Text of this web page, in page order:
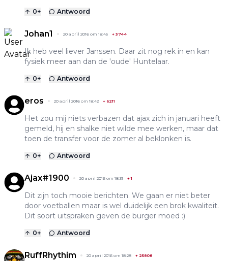
0+ Antwoord
Johan1 20 april 2016 om 18:45 + 3744
Ik heb veel liever Janssen. Daar zit nog rek in en kan
fysiek meer aan dan de 'oude' Huntelaar.
0+ Antwoord
eros 20 april 2016 om 18:42 + 6211
Het zou mij niets verbazen dat ajax zich in januari heeft
gemeld, hij en shalke niet wilde mee werken, maar dat
toen de transfer voor de zomer al beklonken is.
0+ Antwoord
Ajax#1900 20 april 2016 om 18:31 +1
Dit zijn toch mooie berichten. We gaan er niet beter
door voetballen maar is wel duidelijk een brok kwaliteit.
Dit soort uitspraken geven de burger moed :)
0+ Antwoord
RuffRhythim 20 april 2016 om 18:28 + 25808